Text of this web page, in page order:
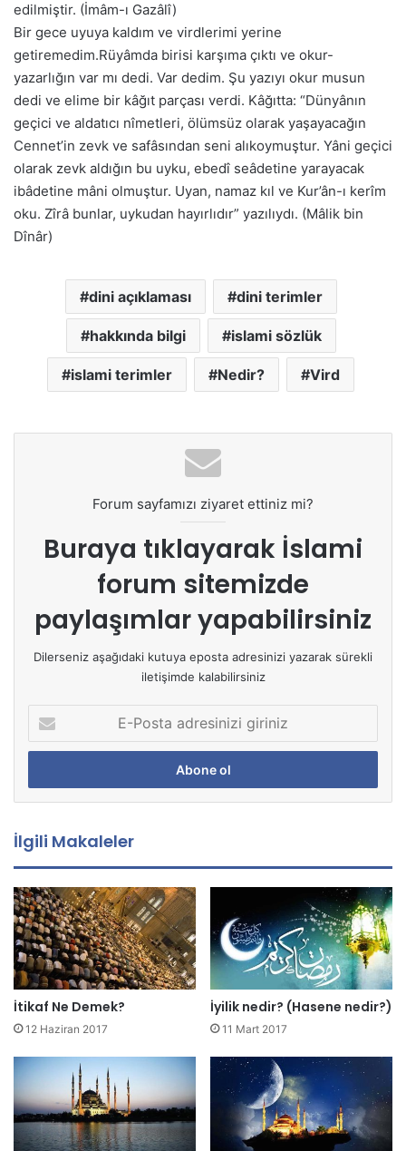
edilmiştir. (İmâm-ı Gazâlî)
Bir gece uyuya kaldım ve virdlerimi yerine
getiremedim.Rüyâmda birisi karşıma çıktı ve okur-
yazarlığın var mı dedi. Var dedim. Şu yazıyı okur musun
dedi ve elime bir kâğıt parçası verdi. Kâğıtta: “Dünyânın
geçici ve aldatıcı nîmetleri, ölümsüz olarak yaşayacağın
Cennet’in zevk ve safâsından seni alıkoymuştur. Yâni geçici
olarak zevk aldığın bu uyku, ebedî seâdetine yarayacak
ibâdetine mâni olmuştur. Uyan, namaz kıl ve Kur’ân-ı kerîm
oku. Zîrâ bunlar, uykudan hayırlıdır” yazılıydı. (Mâlik bin
Dînâr)
dini açıklaması dini terimler
hakkında bilgi islami sözlük
islami terimler Nedir? Vird
Forum sayfamızı ziyaret ettiniz mi?
Buraya tıklayarak İslami
forum sitemizde
paylaşımlar yapabilirsiniz
Dilerseniz aşağıdaki kutuya eposta adresinizi yazarak sürekli
iletişimde kalabilirsiniz
P
s
a
d
r
e
s
i
n
i
z
g
i
i
n
İlgili Makaleler
İtikaf Ne Demek?
12 Haziran 2017
İyilik nedir? (Hasene nedir?)
11 Mart 2017